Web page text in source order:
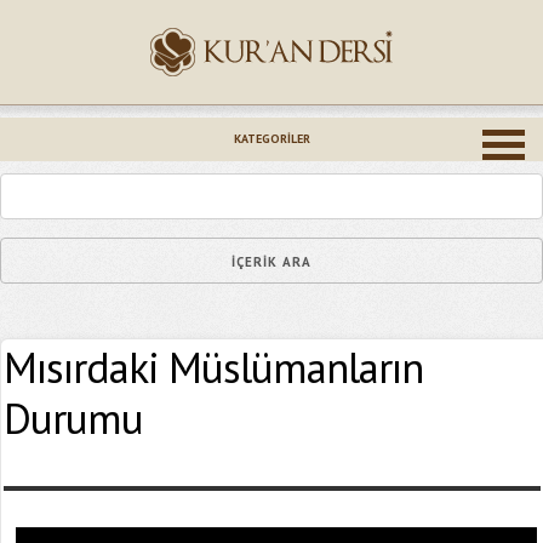
KATEGORILER
Mısırdaki Müslümanların
Durumu
Epostanız (*)
Yaşadığınız Hatanın Ayrıntıları